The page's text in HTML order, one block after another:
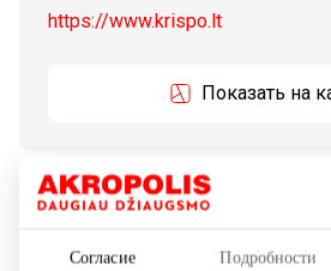
Согласие Подробности
https://www.krispo.lt
Показать на
Салон роскошных ароматов для
по уходу за телом, лицом и